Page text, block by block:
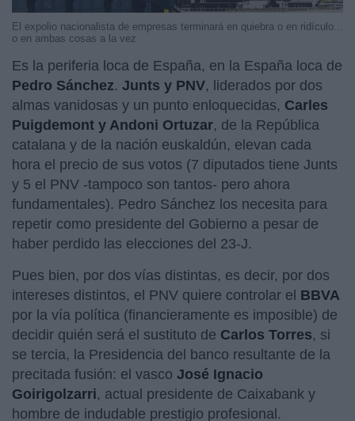
El expolio nacionalista de empresas terminará en quiebra o en ridículo...
o en ambas cosas a la vez
Es la periferia loca de España, en la España loca de
Pedro Sánchez. Junts y PNV, liderados por dos
almas vanidosas y un punto enloquecidas, Carles
Puigdemont y Andoni Ortuzar, de la República
catalana y de la nación euskaldún, elevan cada
hora el precio de sus votos (7 diputados tiene Junts
y 5 el PNV -tampoco son tantos- pero ahora
fundamentales). Pedro Sánchez los necesita para
repetir como presidente del Gobierno a pesar de
haber perdido las elecciones del 23-J.
Pues bien, por dos vías distintas, es decir, por dos
intereses distintos, el PNV quiere controlar el BBVA
por la vía política (financieramente es imposible) de
decidir quién será el sustituto de Carlos Torres, si
se tercia, la Presidencia del banco resultante de la
precitada fusión: el vasco José Ignacio
Goirigolzarri, actual presidente de Caixabank y
hombre de indudable prestigio profesional.